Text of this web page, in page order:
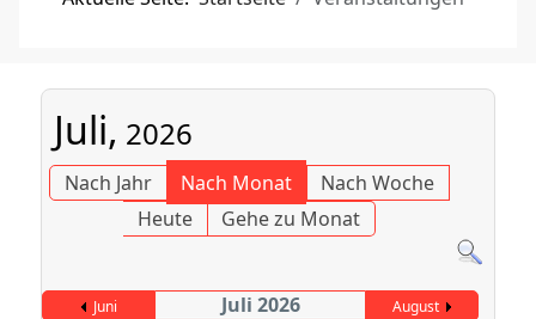
Juli, 2026
Nach Jahr Nach Monat
Nach Woche
Heute
Gehe zu Monat
Juni Juli 2026
August